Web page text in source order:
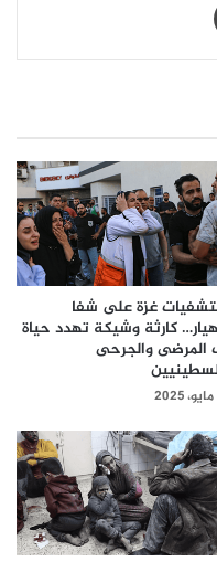
غزة على شفا
كارثة وشيكة تهدد حياة
المرضى والجرحى